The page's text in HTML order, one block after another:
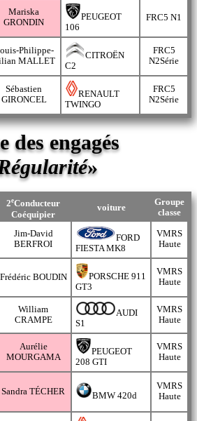
Mariska
GRONDIN
PEUGEOT
106
FRC5 N1
Philippe-
MALLET
CITROËN
C2
FRC5
N2Série
Sébastien
GIRONCEL
RENAULT
TWINGO
FRC5
N2Série
des engagés
»
2eConducteur
Coéquipier
voiture
Groupe
classe
Jim-David
BERFROI
FORD
FIESTA MK8
VMRS
Haute
Frédéric BOUDIN
PORSCHE 911
GT3
VMRS
Haute
William
CRAMPE
AUDI
S1
VMRS
Haute
Aurélie
MOURGAMA
PEUGEOT
208 GTI
VMRS
Haute
Sandra TÉCHER BMW 420d
VMRS
Haute